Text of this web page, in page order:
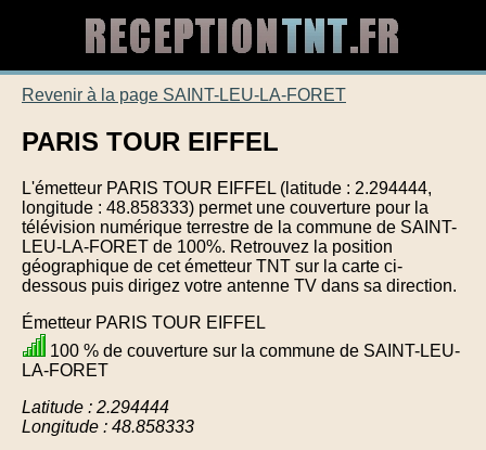
Revenir à la page SAINT-LEU-LA-FORET
PARIS TOUR EIFFEL
L'émetteur PARIS TOUR EIFFEL (latitude : 2.294444,
longitude : 48.858333) permet une couverture pour la
télévision numérique terrestre de la commune de SAINT-
LEU-LA-FORET de 100%. Retrouvez la position
géographique de cet émetteur TNT sur la carte ci-
dessous puis dirigez votre antenne TV dans sa direction.
Émetteur PARIS TOUR EIFFEL
100 % de couverture sur la commune de SAINT-LEU-
LA-FORET
Latitude : 2.294444
Longitude : 48.858333